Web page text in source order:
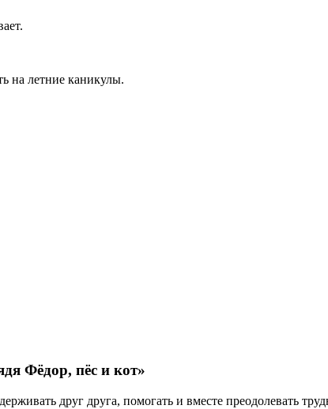
на летние каникулы.
Фёдор, пёс и кот»
друг друга, помогать и вместе преодолевать